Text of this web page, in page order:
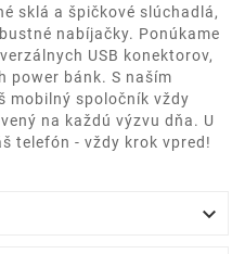
sklá a špičkové slúchadlá,
nabíjačky. Ponúkame
USB konektorov,
power bánk. S naším
mobilný spoločník vždy
na každú výzvu dňa. U
telefón - vždy krok vpred!
